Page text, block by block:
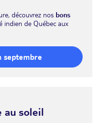
découvrez nos bons
indien de Québec aux
septembre
au soleil